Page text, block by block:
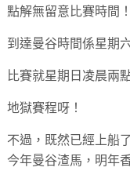
點解無留意比賽時間！
到達曼谷時間係星期
比賽就星期日凌晨兩
地獄賽程呀！
不過，既然已經上船
今年曼谷渣馬，明年